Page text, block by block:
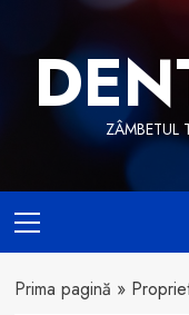
content
ZÂMBETUL
Menu
Prima pagină »